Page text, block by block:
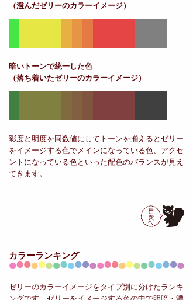
（澄んだゼリーのカラーイメージ）
暗いトーンで統一した色
（落ち着いたゼリーのカラーイメージ）
彩度と明度を同数値にしてトーンを揃えるとゼリー
をイメージする色でメインになっている色、アクセ
ントになっている色といった配色のバランスが見え
てきます。
カラーランキング
ゼリーのカラーイメージをタイプ別に分けたランキ